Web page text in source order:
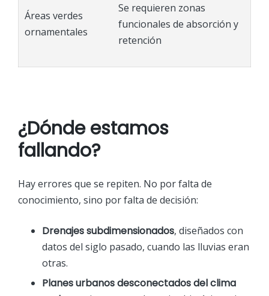
Áreas verdes
ornamentales
Se requieren zonas
funcionales de absorción y
retención
¿Dónde estamos
fallando?
Hay errores que se repiten. No por falta de
conocimiento, sino por falta de decisión:
Drenajes subdimensionados, diseñados con
datos del siglo pasado, cuando las lluvias eran
otras.
Planes urbanos desconectados del clima